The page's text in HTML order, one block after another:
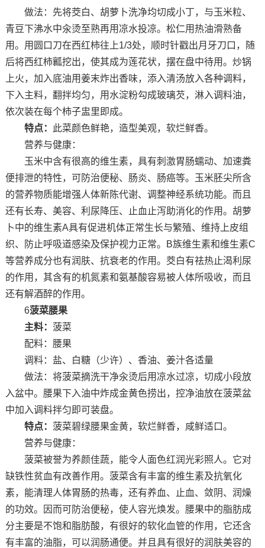
做法：先将茭白、胡萝卜洗净均切成小丁，与玉米粒、
青豆下沸水中汆烫至熟再用凉水投凉。松仁用热油滑熟备
用。用圆口刀在西红柿往上1/3处，顺时针戳出月牙刀口，随
后将西红柿瓤挖出，使其成为莲花状，摆在盘中待用。炒锅
上火，加入底油用姜末炸出香味，添入清汤放入各种调料，
下入主料，翻拌均匀，用水淀粉勾成玻璃芡，淋入调料油，
依次装在每个柿子盅里即成。
特点：
此菜颜色鲜艳，造型美观，软烂鲜香。
营养与健康：
玉米中含有很高的维生素，具有刺激胃肠蠕动、加速粪
便排泄的特性，可防治便秘、肠炎、肠癌等。玉米胚尖所含
的营养物质能增强人体新陈代谢、调整神经系统功能。而且
还有长寿、美容、利尿降压、止血止泻助消化的作用。胡萝
卜中的维生素A具有促进机体正常生长与繁殖、维持上皮组
织、防止呼吸道感染及保护视力正常。B族维生素和维生素C
等营养成分也有润肤、抗衰老的作用。茭白有祛热止渴利尿
的作用，其含有的机氮素和氨基酸容易被人体所吸收，而且
还有解酒醉的作用。
6菠菜腰果
主料： 菠菜
配料：腰果
调料：盐、白糖（少许）、香油、姜汁各适量
做法：将菠菜摘洗干净汆烫后用凉水过凉，切成小段放
入盆中。腰果下入油中炸成金黄色捞出，控净油放在菠菜盆
中加入调料拌匀即可装盘。
特点： 菠菜碧绿腰果金黄，软烂鲜香，咸鲜适口。
营养与健康：
菠菜被誉为养颜佳蔬，能令人面色红润光彩照人。它对
缺铁性贫血有改善作用。菠菜含有丰富的维生素及抗氧化
素，能清理人体胃肠的热毒，还有养血、止血、敛阴、润燥
的功效。因而可防治便秘，使人容光焕发。腰果中的脂肪成
分主要是不饱和脂肪酸，有很好的软化血管的作用，它还含
有丰富的油脂，可以润肠通便。并且具有很好的润肤美容的